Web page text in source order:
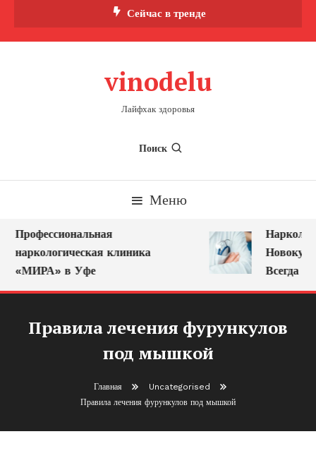
Сейчас в тренде
vinodelu
Лайфхак здоровья
Поиск
Меню
Профессиональная
наркологическая клиника
«МИРА» в Уфе
Нарколог
Всегда
Правила лечения фурункулов
под мышкой
Главная
Uncategorised
Правила лечения фурункулов под мышкой